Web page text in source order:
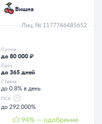
Вишня
Лиц. № 1177746485652
Сумма
до 80 000 ₽
Срок
до 365 дней
Ставка
до 0.8% в день
ПСК
до 292.000%
94% — одобрение